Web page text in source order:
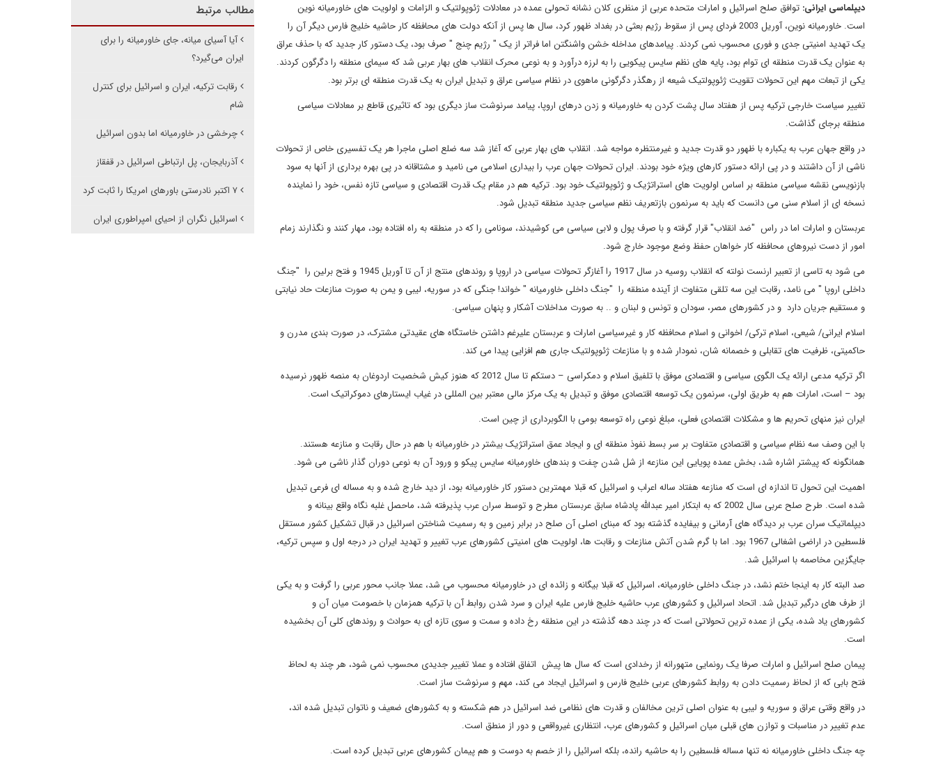
دیپلماسی ایرانی: توافق صلح اسرائیل و امارات متحده عربی از منظری کلان نشانه تحولی عمده در معادلات ژئوپولتیک و الزامات و اولویت های خاورمیانه نوین
است. خاورمیانه نوین، آوریل 2003 فردای پس از سقوط رژیم بعثی در بغداد ظهور کرد، سال ها پس از آنکه دولت های محافظه کار حاشیه خلیج فارس دیگر آن را
یک تهدید امنیتی جدی و فوری محسوب نمی کردند. پیامدهای مداخله خشن واشنگتن اما فراتر از یک " رژیم چنج " صرف بود، یک دستور کار جدید که با حذف عراق
به عنوان یک قدرت منطقه ای توام بود، پایه های نظم سایس پیکویی را به لرزه درآورد و به نوعی محرک انقلاب های بهار عربی شد که سیمای منطقه را دگرگون کردند.
یکی از تبعات مهم این تحولات تقویت ژئوپولتیک شیعه از رهگذر دگرگونی ماهوی در نظام سیاسی عراق و تبدیل ایران به یک قدرت منطقه ای برتر بود.
تغییر سیاست خارجی ترکیه پس از هفتاد سال پشت کردن به خاورمیانه و زدن درهای اروپا، پیامد سرنوشت ساز دیگری بود که تاثیری قاطع بر معادلات سیاسی
منطقه برجای گذاشت.
در واقع جهان عرب به یکباره با ظهور دو قدرت جدید و غیرمنتظره مواجه شد. انقلاب های بهار عربی که آغاز شد سه ضلع اصلی ماجرا هر یک تفسیری خاص از تحولات
ناشی از آن داشتند و در پی ارائه دستور کارهای ویژه خود بودند. ایران تحولات جهان عرب را بیداری اسلامی می نامید و مشتاقانه در پی بهره برداری از آنها به سود
بازنویسی نقشه سیاسی منطقه بر اساس اولویت های استراتژیک و ژئوپولتیک خود بود. ترکیه هم در مقام یک قدرت اقتصادی و سیاسی تازه نفس، خود را نماینده
نسخه ای از اسلام سنی می دانست که باید به سرنمون بازتعریف نظم سیاسی جدید منطقه تبدیل شود.
عربستان و امارات اما در راس "ضد انقلاب" قرار‌ گرفته و با صرف پول و لابی سیاسی می کوشیدند، سونامی را که در منطقه به راه افتاده بود، مهار کنند و نگذارند زمام
امور از دست نیروهای محافظه کار خواهان حفظ وضع موجود خارج شود.
می شود به تاسی از تعبیر ارنست نولته که انقلاب روسیه در سال 1917 را آغازگر تحولات سیاسی در اروپا و روندهای منتج از آن تا آوریل 1945 و فتح برلین را "جنگ
داخلی اروپا " می نامد، رقابت این سه تلقی متفاوت از آینده منطقه را "جنگ داخلی خاورمیانه " خواند! جنگی که در سوریه، لیبی و یمن به صورت منازعات حاد نیابتی
و مستقیم جریان دارد و در کشورهای مصر، سودان و تونس و لبنان و .. به صورت مداخلات آشکار و پنهان سیاسی.
اسلام ایرانی/ شیعی، اسلام ترکی/ اخوانی و اسلام محافظه کار و غیرسیاسی امارات و عربستان علیرغم داشتن خاستگاه های عقیدتی مشترک، در صورت بندی مدرن و
حاکمیتی، ظرفیت های تقابلی و خصمانه شان، نمودار شده و با منازعات ژئوپولتیک جاری هم افزایی پیدا می کند.
اگر ترکیه مدعی ارائه یک الگوی سیاسی و اقتصادی موفق با تلفیق اسلام و دمکراسی – دستکم تا سال 2012 که هنوز کیش شخصیت اردوغان به منصه ظهور نرسیده
بود – است، امارات هم به طریق اولی، سرنمون یک توسعه اقتصادی موفق و تبدیل به یک مرکز مالی معتبر بین المللی در غیاب ایستارهای دموکراتیک است.
ایران نیز منهای تحریم ها و مشکلات اقتصادی فعلی، مبلغ نوعی راه توسعه بومی با الگوبرداری از چین است.
با این وصف سه نظام سیاسی و اقتصادی متفاوت بر سر بسط نفوذ منطقه ای و ایجاد عمق استراتژیک بیشتر در خاورمیانه با هم در حال رقابت و منازعه هستند.
همانگونه که پیشتر اشاره شد، بخش عمده پویایی این منازعه از شل شدن چفت و بندهای خاورمیانه سایس پیکو و ورود آن به نوعی دوران گذار ناشی می شود.
اهمیت این تحول تا اندازه ای است که منازعه هفتاد ساله اعراب و اسرائیل که قبلا مهمترین دستور کار خاورمیانه بود، از دید خارج شده و به مساله ای فرعی تبدیل
شده است. طرح صلح عربی سال 2002 که به ابتکار امیر عبدالله پادشاه سابق عربستان مطرح و توسط سران عرب پذیرفته شد، ماحصل غلبه نگاه واقع بینانه و
دیپلماتیک سران عرب بر دیدگاه های آرمانی و بیفایده گذشته بود که مبنای اصلی آن صلح در برابر زمین و به رسمیت شناختن اسرائیل در قبال تشکیل کشور مستقل
فلسطین در اراضی اشغالی 1967 بود. اما با گرم شدن آتش منازعات و رقابت ها، اولویت های امنیتی کشورهای عرب تغییر و تهدید ایران در درجه اول و سپس ترکیه،
جایگزین مخاصمه با اسرائیل شد.
صد البته کار به اینجا ختم نشد، در جنگ داخلی خاورمیانه، اسرائیل که قبلا بیگانه و زائده ای در خاورمیانه محسوب می شد، عملا جانب محور عربی را گرفت و به یکی
از طرف های درگیر تبدیل شد. اتحاد اسرائیل و کشورهای عرب حاشیه خلیج فارس علیه ایران و سرد شدن روابط آن با ترکیه همزمان با خصومت میان آن و
کشورهای یاد شده، یکی از عمده ترین تحولاتی است که در چند دهه گذشته در این منطقه رخ داده و سمت و سوی تازه ای به حوادث و روندهای کلی آن بخشیده
است.
پیمان صلح اسرائیل و امارات صرفا یک رونمایی متهورانه از رخدادی است که سال ها پیش اتفاق افتاده و عملا تغییر جدیدی محسوب نمی شود، هر چند به لحاظ
فتح بابی که از لحاظ رسمیت دادن به روابط کشورهای عربی خلیج فارس و اسرائیل ایجاد می کند، مهم و سرنوشت ساز است.
در واقع وقتی عراق و سوریه و لیبی به عنوان اصلی ترین مخالفان و قدرت های نظامی ضد اسرائیل در هم شکسته و به کشورهای ضعیف و ناتوان تبدیل شده اند،
عدم تغییر در مناسبات و توازن های قبلی میان اسرائیل و کشورهای عرب، انتظاری غیرواقعی و دور از منطق است.
چه جنگ داخلی خاورمیانه نه تنها مساله فلسطین را به حاشیه رانده، بلکه اسرائیل را از خصم به دوست و هم پیمان کشورهای عربی تبدیل کرده است.
مطالب مرتبط
آیا آسیای میانه، جای خاورمیانه را برای
ایران می‌گیرد؟
رقابت ترکیه، ایران و اسرائیل برای کنترل
شام
چرخشی در خاورمیانه اما بدون اسرائیل
آذربایجان، پل ارتباطی اسرائیل در قفقاز
۷ اکتبر نادرستی باورهای امریکا را ثابت کرد
اسرائیل نگران از احیای امپراطوری ایران